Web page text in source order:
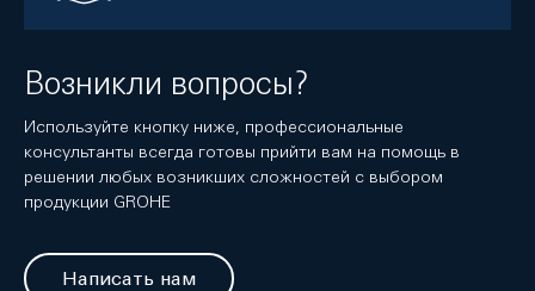
Возникли вопросы?
Используйте кнопку ниже, профессиональные
консультанты всегда готовы прийти вам на помощь в
решении любых возникших сложностей с выбором
продукции GROHE
Написать нам